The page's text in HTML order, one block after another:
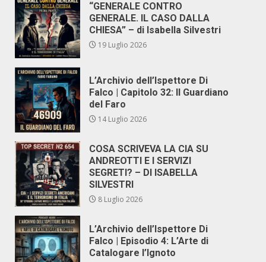
“GENERALE CONTRO
GENERALE. IL CASO DALLA
CHIESA” – di Isabella Silvestri
19 Luglio 2026
L’Archivio dell’Ispettore Di
Falco | Capitolo 32: Il Guardiano
del Faro
14 Luglio 2026
COSA SCRIVEVA LA CIA SU
ANDREOTTI E I SERVIZI
SEGRETI? – DI ISABELLA
SILVESTRI
8 Luglio 2026
L’Archivio dell’Ispettore Di
Falco | Episodio 4: L’Arte di
Catalogare l’Ignoto